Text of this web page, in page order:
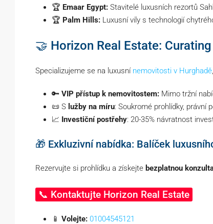
🏆 Emaar Egypt: Stavitelé luxusních rezortů
🏆 Palm Hills: Luxusní vily s technologií
🤝 Horizon Real Estate:
Specializujeme se na luxusní nemovitosti v Hurghadě
🔑 VIP přístup k nemovitostem: Mimo tržní
📜 S lužby na míru: Soukromé prohlídky, právní
📈 Investiční postřehy: 20-35% návratnost
🎁 Exkluzivní nabídka: Balíček
Rezervujte si prohlídku a získejte bezplatnou
📞 Kontaktujte Horizon Real Estate
📱 Volejte: 01004545121